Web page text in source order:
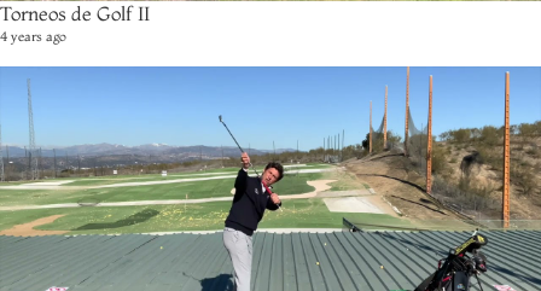
Torneos de Golf II
4 years ago